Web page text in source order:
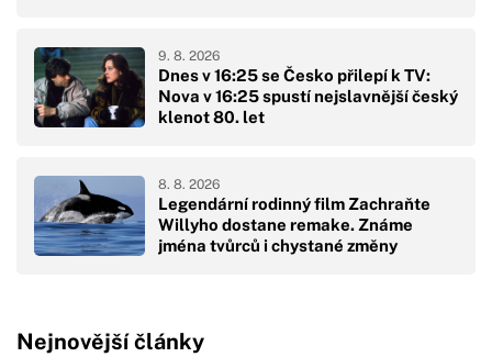
Dnes v 16:25 se Česko přilepí k TV:
Nova v 16:25 spustí nejslavnější český
klenot 80. let
9. 8. 2026
Legendární rodinný film Zachraňte
Willyho dostane remake. Známe
jména tvůrců i chystané změny
8. 8. 2026
Nejnovější články